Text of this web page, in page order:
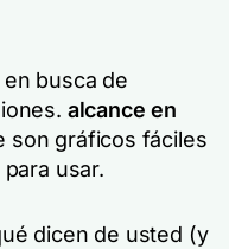
busca de
alcance en
son gráficos fáciles
usar.
dicen de usted (y